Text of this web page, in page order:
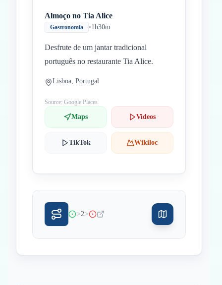
Almoço no Tia Alice
Gastronomia •1h30m
Desfrute de um jantar tradicional
português no restaurante Tia Alice.
Lisboa, Portugal
Source: Google Places
Maps Videos
TikTok Wikiloc
>2>